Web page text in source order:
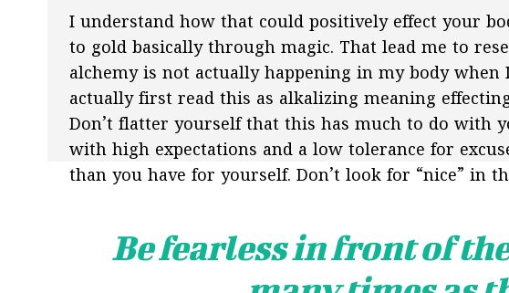
I understand how that could positively effect your
to gold basically through magic. That lead me to
alchemy is not actually happening in my body
actually first read this as alkalizing meaning
Don’t flatter yourself that this has much to do with
with high expectations and a low tolerance for
than you have for yourself. Don’t look for “nice” in
Be fearless in front of